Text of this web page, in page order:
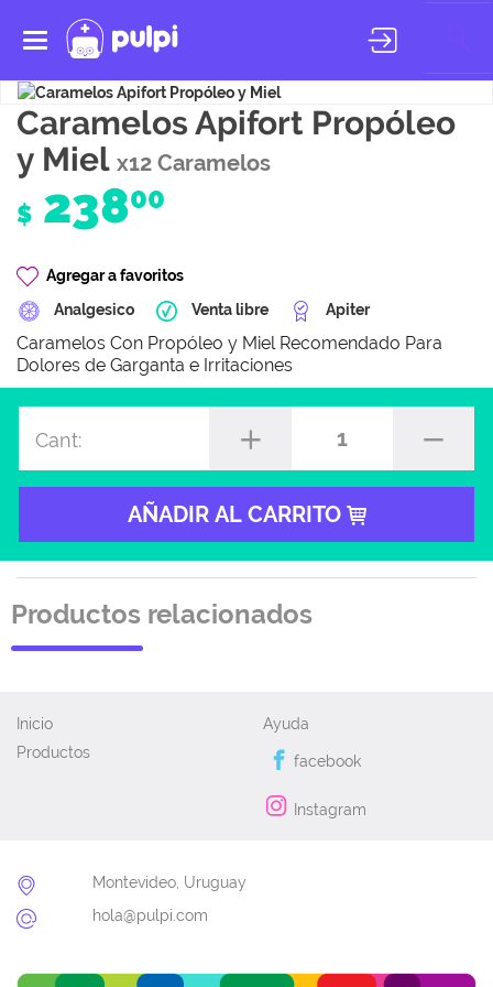
Toggle
navigation
Caramelos Apifort Propóleo
y Miel x12 Caramelos
$ 23800
Agregar a favoritos
Analgesico
Venta libre Apiter
Caramelos Con Propóleo y Miel Recomendado Para
Dolores de Garganta e Irritaciones
Cant: 1
AÑADIR AL CARRITO
Productos relacionados
Inicio
Productos
Ayuda
facebook
Instagram
Montevideo, Uruguay
hola@pulpi.com